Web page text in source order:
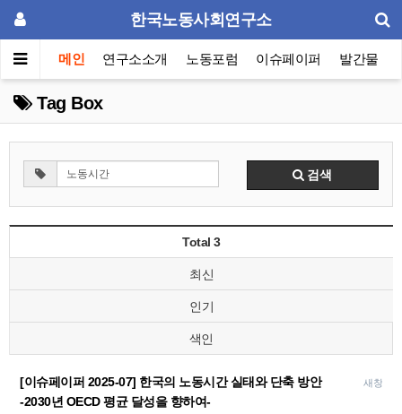
한국노동사회연구소
메인 연구소소개 노동포럼 이슈페이퍼 발간물
Tag Box
검색
Total 3
최신
인기
색인
새창
[이슈페이퍼 2025-07] 한국의 노동시간 실태와 단축 방안
-2030년 OECD 평균 달성을 향하여-